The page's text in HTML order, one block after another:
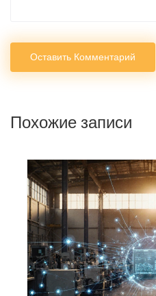
Оставить Комментарий
Похожие записи